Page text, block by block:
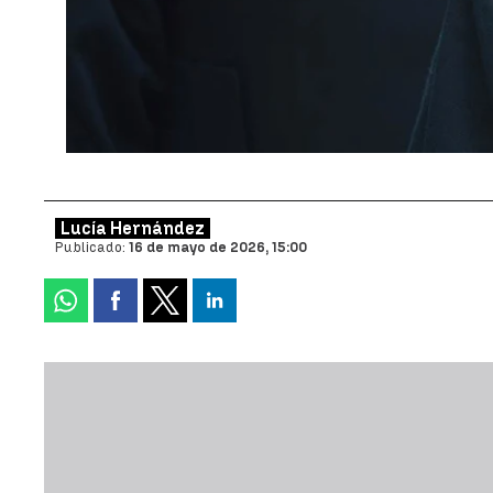
Lucía Hernández
Publicado: 16 de mayo de 2026, 15:00